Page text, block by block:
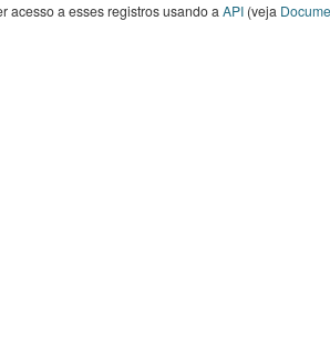
acesso a esses registros usando a API(veja